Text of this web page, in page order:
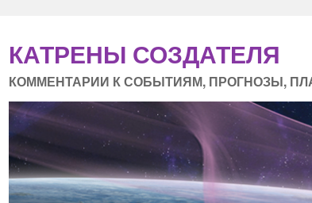
КАТРЕНЫ СОЗДАТЕЛЯ
КОММЕНТАРИИ К СОБЫТИЯМ, ПРОГНОЗЫ,